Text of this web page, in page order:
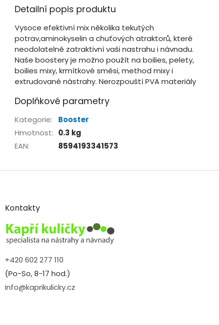
Detailní popis produktu
Vysoce efektivní mix několika tekutých
potrav,aminokyselin a chuťových atraktorů, které
neodolatelně zatraktivní vaši nastrahu i návnadu.
Naše boostery je možno použít na boilies, pelety,
boilies mixy, krmítkové směsi, method mixy i
extrudované nástrahy. Nerozpouští PVA materiály
Doplňkové parametry
Kategorie:
Booster
Hmotnost: 0.3 kg
EAN: 8594193341573
Z
aKontakty
+420 602 277 110
(Po-So, 8-17 hod.)
info@kaprikulicky.cz